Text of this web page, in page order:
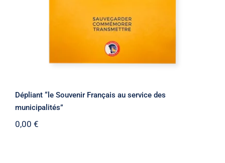
Dépliant “le Souvenir Français au service des
municipalités”
0,00 €